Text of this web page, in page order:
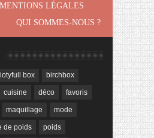
MENTIONS LÉGALES
QUI SOMMES-NOUS ?
box birchbox
cuisine déco favoris
maquillage mode
de poids poids